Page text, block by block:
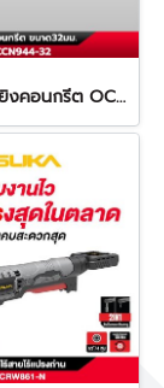
OSUKA ตะปูยิงคอนกรีต OCCN944-32 ทนทานต่อการกัดกร่อน